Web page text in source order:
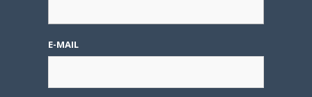
SurUn hors-série consacré à FAIRY TAIL
E-MAIL